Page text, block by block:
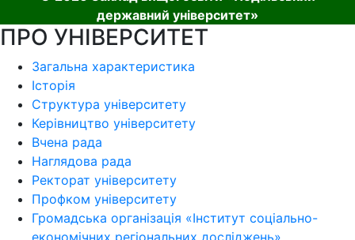
державний університет»
ПРО УНІВЕРСИТЕТ
Загальна характеристика
Історія
Структура університету
Керівництво університету
Вчена рада
Наглядова рада
Ректорат університету
Профком університету
Громадська організація «Інститут соціально-